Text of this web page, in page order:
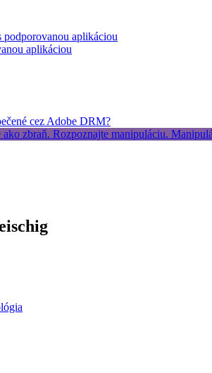
podporovanou aplikáciou
aplikáciou
cez Adobe DRM?